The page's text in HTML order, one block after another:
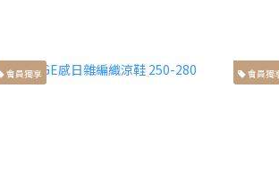
會員獨享 會員獨